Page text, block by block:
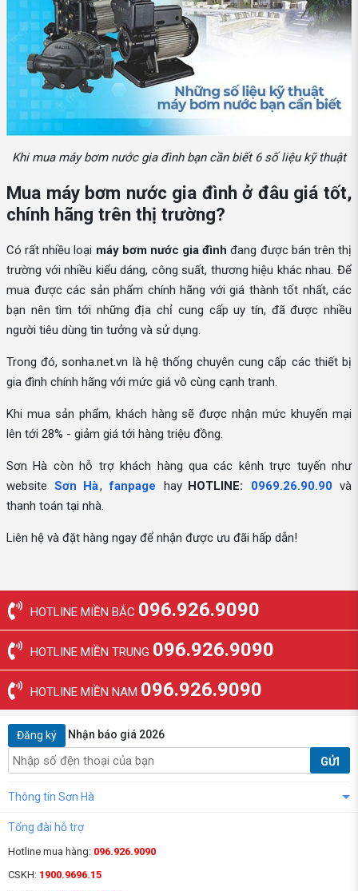
Khi mua máy bơm nước gia đình bạn cần biết 6 số liệu kỹ thuật
Mua máy bơm nước gia đình ở đâu giá tốt,
chính hãng trên thị trường?
Có rất nhiều loại máy bơm nước gia đình đang được bán trên thị
trường với nhiều kiểu dáng, công suất, thương hiệu khác nhau. Để
mua được các sản phẩm chính hãng với giá thành tốt nhất, các
bạn nên tìm tới những địa chỉ cung cấp uy tín, đã được nhiều
người tiêu dùng tin tưởng và sử dụng.
Trong đó, sonha.net.vn là hệ thống chuyên cung cấp các thiết bị
gia đình chính hãng với mức giá vô cùng cạnh tranh.
Khi mua sản phẩm, khách hàng sẽ được nhận mức khuyến mại
lên tới 28% - giảm giá tới hàng triệu đồng.
Sơn Hà còn hỗ trợ khách hàng qua các kênh trực tuyến như
website Sơn Hà, fanpage hay HOTLINE: 0969.26.90.90 và
thanh toán tại nhà.
Liên hệ và đặt hàng ngay để nhận được ưu đãi hấp dẫn!
HOTLINE MIỀN BẮC 096.926.9090
HOTLINE MIỀN TRUNG 096.926.9090
HOTLINE MIỀN NAM 096.926.9090
Đăng ký Nhận báo giá 2026
GỬI
Thông tin Sơn Hà
Tổng đài hỗ trợ
Hotline mua hàng: 096.926.9090
CSKH: 1900.9696.15